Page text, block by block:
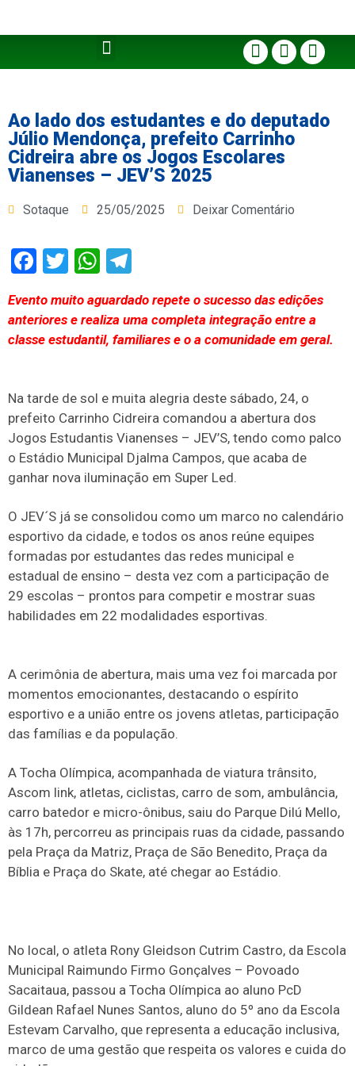
Ao lado dos estudantes e do deputado
Júlio Mendonça, prefeito Carrinho
Cidreira abre os Jogos Escolares
Vianenses – JEV’S 2025
Sotaque 25/05/2025 Deixar Comentário
Facebook
TwitterWhatsApp
Evento muito aguardado repete o sucesso das edições
anteriores e realiza uma completa integração entre a
classe estudantil, familiares e o a comunidade em geral.
Na tarde de sol e muita alegria deste sábado, 24, o
prefeito Carrinho Cidreira comandou a abertura dos
Jogos Estudantis Vianenses – JEV’S, tendo como palco
o Estádio Municipal Djalma Campos, que acaba de
ganhar nova iluminação em Super Led.
O JEV´S já se consolidou como um marco no calendário
esportivo da cidade, e todos os anos reúne equipes
formadas por estudantes das redes municipal e
estadual de ensino – desta vez com a participação de
29 escolas – prontos para competir e mostrar suas
habilidades em 22 modalidades esportivas.
A cerimônia de abertura, mais uma vez foi marcada por
momentos emocionantes, destacando o espírito
esportivo e a união entre os jovens atletas, participação
das famílias e da população.
A Tocha Olímpica, acompanhada de viatura trânsito,
Ascom link, atletas, ciclistas, carro de som, ambulância,
carro batedor e micro-ônibus, saiu do Parque Dilú Mello,
às 17h, percorreu as principais ruas da cidade, passando
pela Praça da Matriz, Praça de São Benedito, Praça da
Bíblia e Praça do Skate, até chegar ao Estádio.
No local, o atleta Rony Gleidson Cutrim Castro, da Escola
Municipal Raimundo Firmo Gonçalves – Povoado
Sacaitaua, passou a Tocha Olímpica ao aluno PcD
Gildean Rafael Nunes Santos, aluno do 5º ano da Escola
Estevam Carvalho, que representa a educação inclusiva,
marco de uma gestão que respeita os valores e cuida do